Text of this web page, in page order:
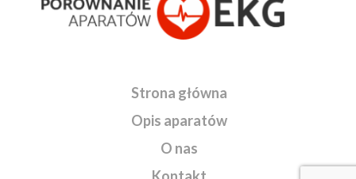
Strona główna
Opis aparatów
O nas
Kontakt